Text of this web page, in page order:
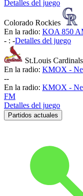
Detalles del juego
Colorado Rockies
En la radio: KOA 850
- : -Detalles del juego
St.Louis Cardinals
En la radio: KMOX -
--
En la radio: KMOX -
FM
Detalles del juego
Partidos actuales